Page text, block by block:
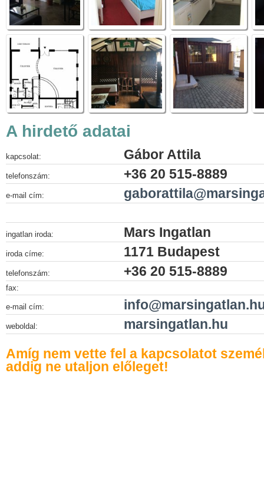
A hirdető adatai
kapcsolat: Gábor Attila
telefonszám: +36 20 515-8889
e-mail cím:
ingatlan iroda: Mars Ingatlan
iroda címe: 1171 Budapest
telefonszám: +36 20 515-8889
fax:
e-mail cím:
weboldal:
marsingatlan.hu
Amíg nem vette fel a kapcsolatot
addig ne utaljon előleget!